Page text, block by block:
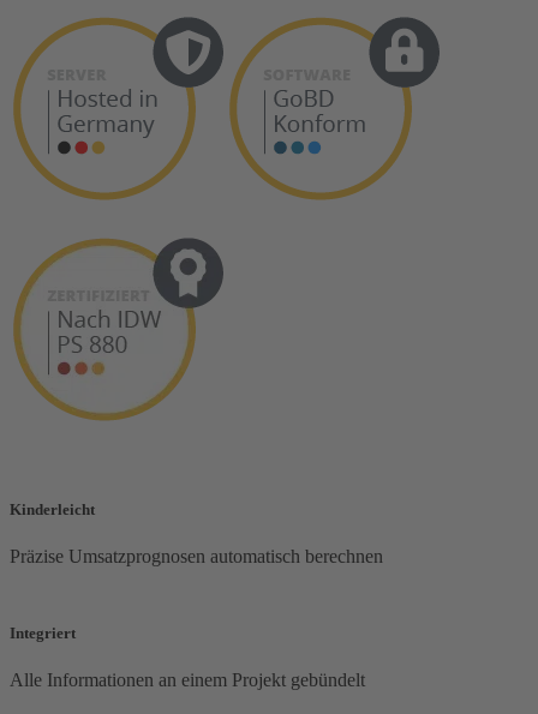
Kinderleicht
Präzise Umsatzprognosen automatisch berechnen
Integriert
Alle Informationen an einem Projekt gebündelt